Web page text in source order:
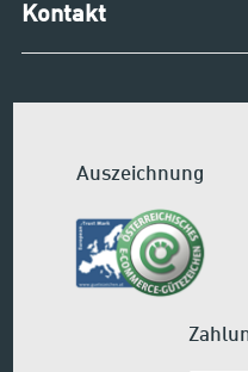
Kontakt
Auszeichnung